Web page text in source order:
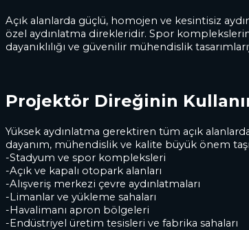
Açık alanlarda güçlü, homojen ve kesintisiz
özel aydınlatma direkleridir. Spor
dayanıklılığı ve güvenilir mühendislik
Projektör Direğinin
Yüksek aydınlatma gerektiren tüm açık
dayanım, mühendislik ve kalite büyük önem
-Stadyum ve spor kompleksleri
-Açık ve kapalı otopark alanları
-Alışveriş merkezi çevre aydınlatmaları
-Limanlar ve yükleme sahaları
-Havalimanı apron bölgeleri
-Endüstriyel üretim tesisleri ve fabrika sahaları